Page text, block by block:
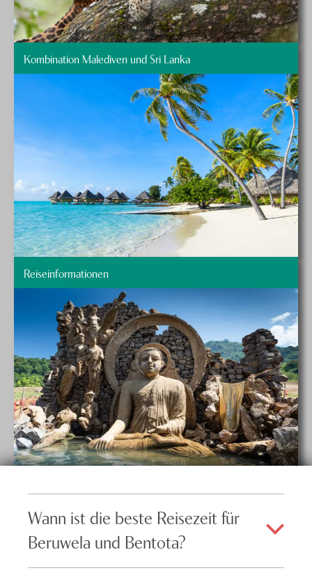
Kombination Malediven und Sri Lanka
Reiseinformationen
Wann ist die beste Reisezeit für
Beruwela und Bentota?